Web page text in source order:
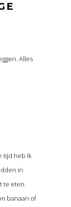
Alles
tijd heb Ik
in
te eten.
banaan of